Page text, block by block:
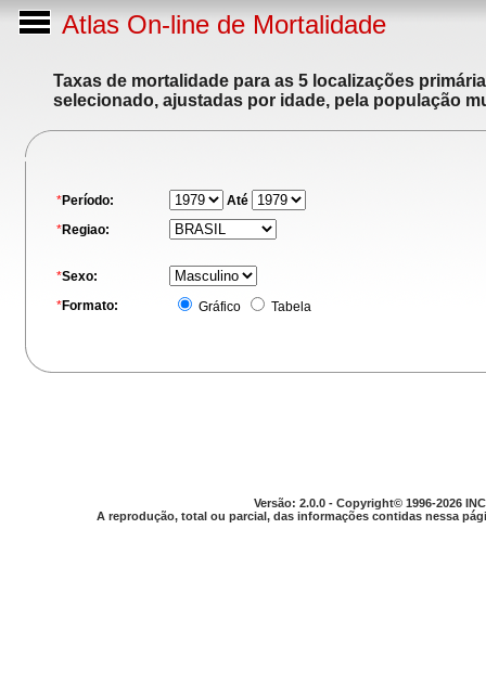
Atlas On-line de Mortalidade
Taxas de mortalidade para as 5 localizações
selecionado, ajustadas por idade, pela população
*Período:
Até
*Regiao:
*Sexo:
*Formato: Gráfico Tabela
Versão: 2.0.0 - Copyright© 1996-2026
A reprodução, total ou parcial, das informações contidas nessa